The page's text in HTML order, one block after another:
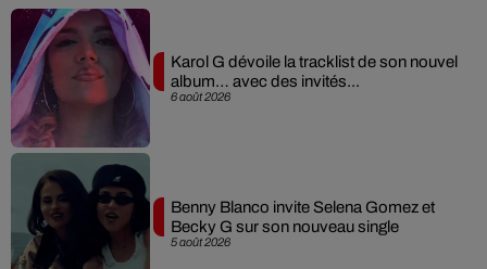
6 août 2026
Karol G dévoile la tracklist de son nouvel
album… avec des invités...
5 août 2026
Benny Blanco invite Selena Gomez et
Becky G sur son nouveau single